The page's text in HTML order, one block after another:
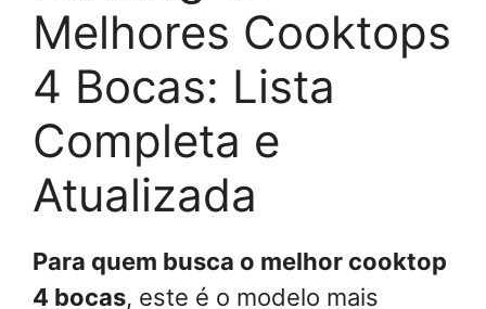
Melhores Cooktops
4 Bocas: Lista
Completa e
Atualizada
Para quem busca o melhor cooktop
4 bocas, este é o modelo mais